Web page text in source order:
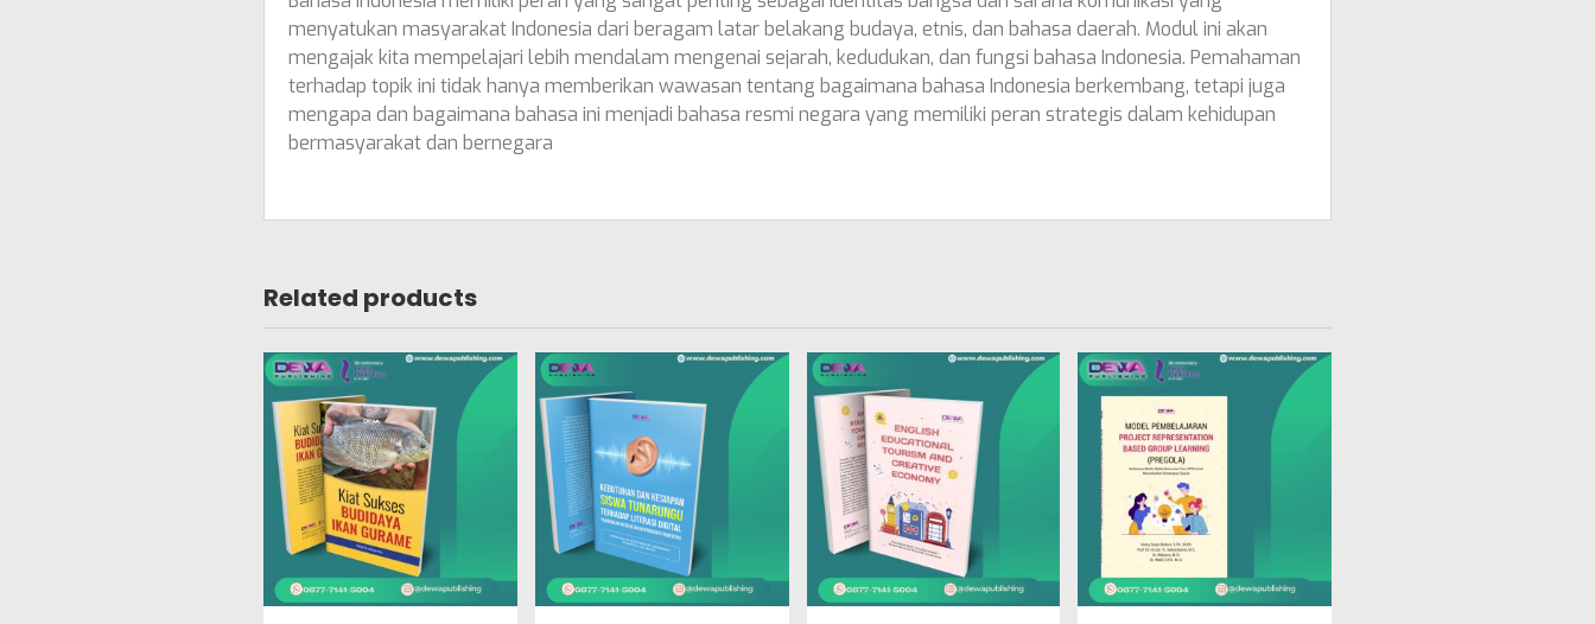
menyatukan masyarakat Indonesia dari beragam latar belakang budaya, etnis, dan bahasa daerah. Modul ini akan
mengajak kita mempelajari lebih mendalam mengenai sejarah, kedudukan, dan fungsi bahasa Indonesia. Pemahaman
terhadap topik ini tidak hanya memberikan wawasan tentang bagaimana bahasa Indonesia berkembang, tetapi juga
mengapa dan bagaimana bahasa ini menjadi bahasa resmi negara yang memiliki peran strategis dalam kehidupan
bermasyarakat dan bernegara
Related products